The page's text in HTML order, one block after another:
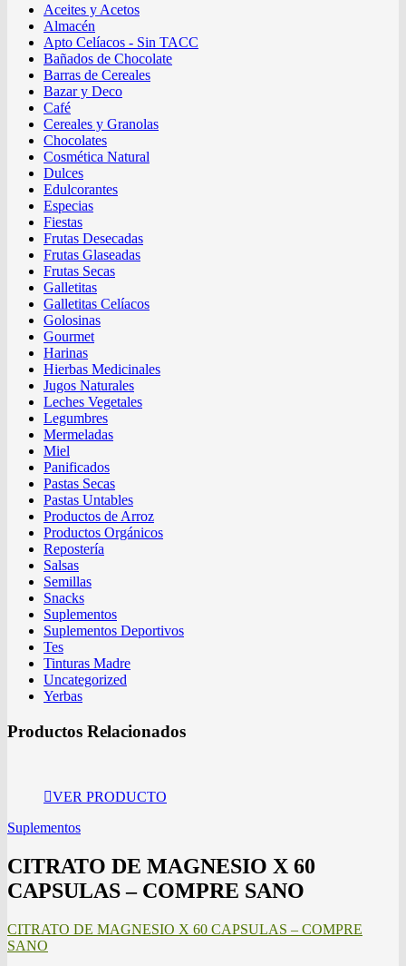
Aceites y Acetos
Almacén
Apto Celíacos - Sin TACC
Bañados de Chocolate
Barras de Cereales
Bazar y Deco
Café
Cereales y Granolas
Chocolates
Cosmética Natural
Dulces
Edulcorantes
Especias
Fiestas
Frutas Desecadas
Frutas Glaseadas
Frutas Secas
Galletitas
Galletitas Celíacos
Golosinas
Gourmet
Harinas
Hierbas Medicinales
Jugos Naturales
Leches Vegetales
Legumbres
Mermeladas
Miel
Panificados
Pastas Secas
Pastas Untables
Productos de Arroz
Productos Orgánicos
Repostería
Salsas
Semillas
Snacks
Suplementos
Suplementos Deportivos
Tes
Tinturas Madre
Uncategorized
Yerbas
Productos Relacionados
VER PRODUCTO
Suplementos
CITRATO DE MAGNESIO X 60
CAPSULAS – COMPRE SANO
CITRATO DE MAGNESIO X 60 CAPSULAS – COMPRE
SANO